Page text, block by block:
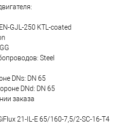
GJL-250 KTL-coated
Steel
DNs: DN 65
DNd: DN 65
заказа
21-IL-E 65/160-7,5/2-SC-16-T4